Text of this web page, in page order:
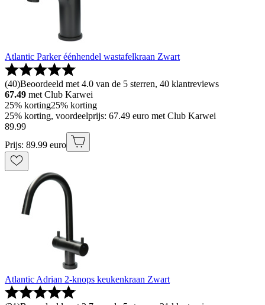
Atlantic Parker éénhendel wastafelkraan Zwart
(40)Beoordeeld met 4.0 van de 5 sterren, 40 klantreviews
67.49 met Club Karwei
25% korting25% korting
25% korting, voordeelprijs: 67.49 euro met Club Karwei
89.99
Prijs: 89.99 euro
Atlantic Adrian 2-knops keukenkraan Zwart